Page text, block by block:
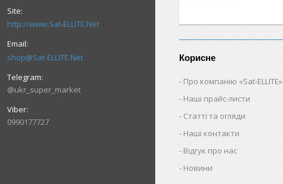
http://www.Sat-ELLITE.Net
shop@Sat-ELLITE.Net
@ukr_super_market
0990177727
Корисне
Про компанію «Sat-ELLITE»
Наші прайс-листи
Статті та огляди
Наші контакти
Відгук про нас
Новини